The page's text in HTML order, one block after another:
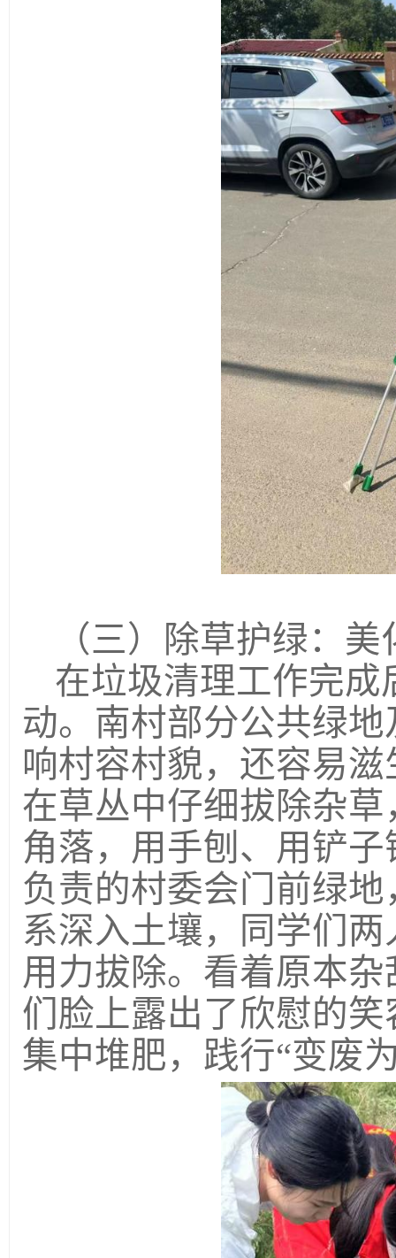
（三）除草护绿：
在垃圾清理工作完
动。南村部分公共绿
响村容村貌，还容易
在草丛中仔细拔除杂
角落，用手刨、用铲
负责的村委会门前绿
系深入土壤，同学们
用力拔除。看着原本
们脸上露出了欣慰的
集中堆肥，践行“变废